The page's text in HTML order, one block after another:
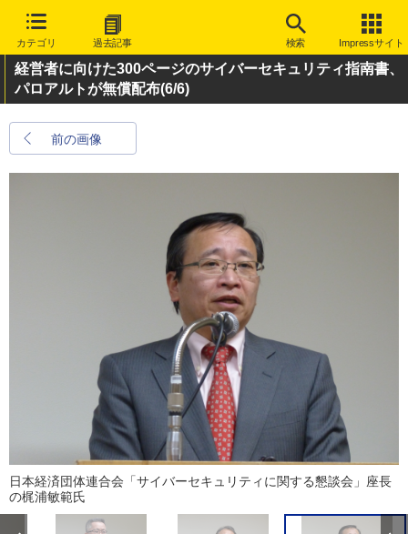
カテゴリ 過去記事 検索 Impressサイト
経営者に向けた300ページのサイバーセキュリティ指南書、
パロアルトが無償配布(6/6)
前の画像
日本経済団体連合会「サイバーセキュリティに関する懇談会」座長
の梶浦敏範氏